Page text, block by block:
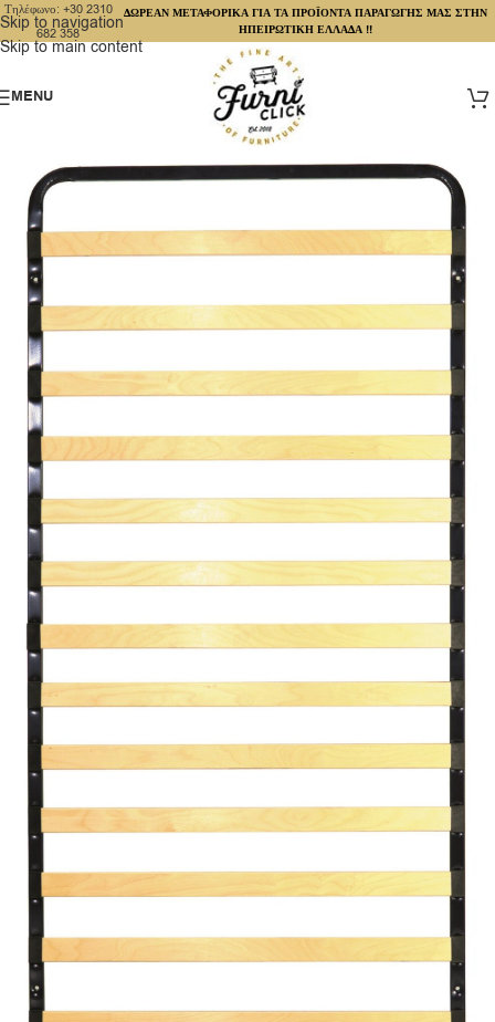
Skip to navigation
Skip to main content
Τηλέφωνο: +30 2310
682 358
ΔΩΡΕΑΝ ΜΕΤΑΦΟΡΙΚΑ ΓΙΑ ΤΑ ΠΡΟΪΟΝΤΑ ΠΑΡΑΓΩΓΗΣ ΜΑΣ ΣΤΗΝ
ΗΠΕΙΡΩΤΙΚΗ ΕΛΛΑΔΑ !!
MENU